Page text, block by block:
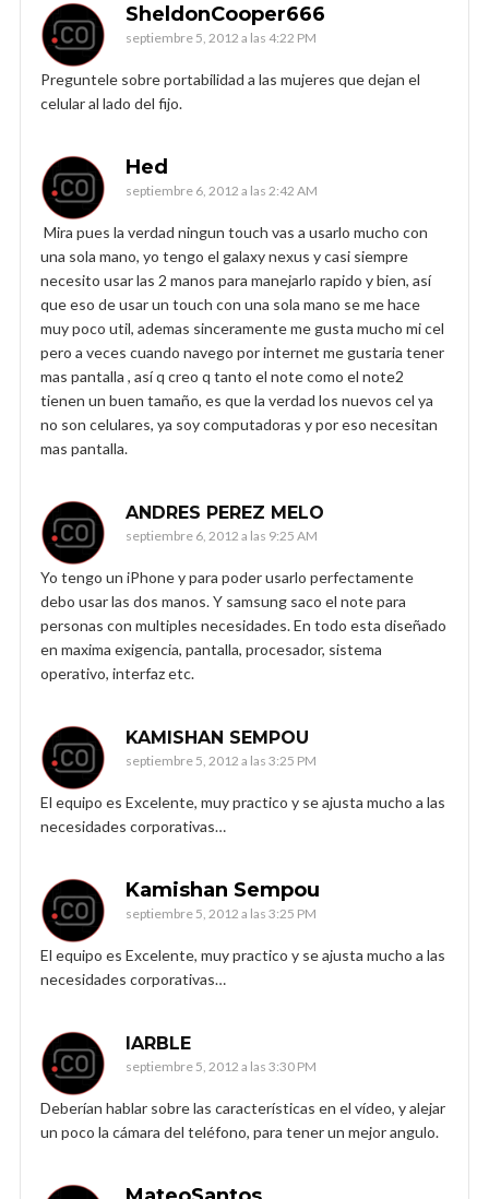
SheldonCooper666
septiembre 5, 2012 a las 4:22 PM
Preguntele sobre portabilidad a las mujeres que dejan el
celular al lado del fijo.
Hed
septiembre 6, 2012 a las 2:42 AM
Mira pues la verdad ningun touch vas a usarlo mucho con
una sola mano, yo tengo el galaxy nexus y casi siempre
necesito usar las 2 manos para manejarlo rapido y bien, así
que eso de usar un touch con una sola mano se me hace
muy poco util, ademas sinceramente me gusta mucho mi cel
pero a veces cuando navego por internet me gustaria tener
mas pantalla , así q creo q tanto el note como el note2
tienen un buen tamaño, es que la verdad los nuevos cel ya
no son celulares, ya soy computadoras y por eso necesitan
mas pantalla.
ANDRES PEREZ MELO
septiembre 6, 2012 a las 9:25 AM
Yo tengo un iPhone y para poder usarlo perfectamente
debo usar las dos manos. Y samsung saco el note para
personas con multiples necesidades. En todo esta diseñado
en maxima exigencia, pantalla, procesador, sistema
operativo, interfaz etc.
KAMISHAN SEMPOU
septiembre 5, 2012 a las 3:25 PM
El equipo es Excelente, muy practico y se ajusta mucho a las
necesidades corporativas…
Kamishan Sempou
septiembre 5, 2012 a las 3:25 PM
El equipo es Excelente, muy practico y se ajusta mucho a las
necesidades corporativas…
IARBLE
septiembre 5, 2012 a las 3:30 PM
Deberían hablar sobre las características en el vídeo, y alejar
un poco la cámara del teléfono, para tener un mejor angulo.